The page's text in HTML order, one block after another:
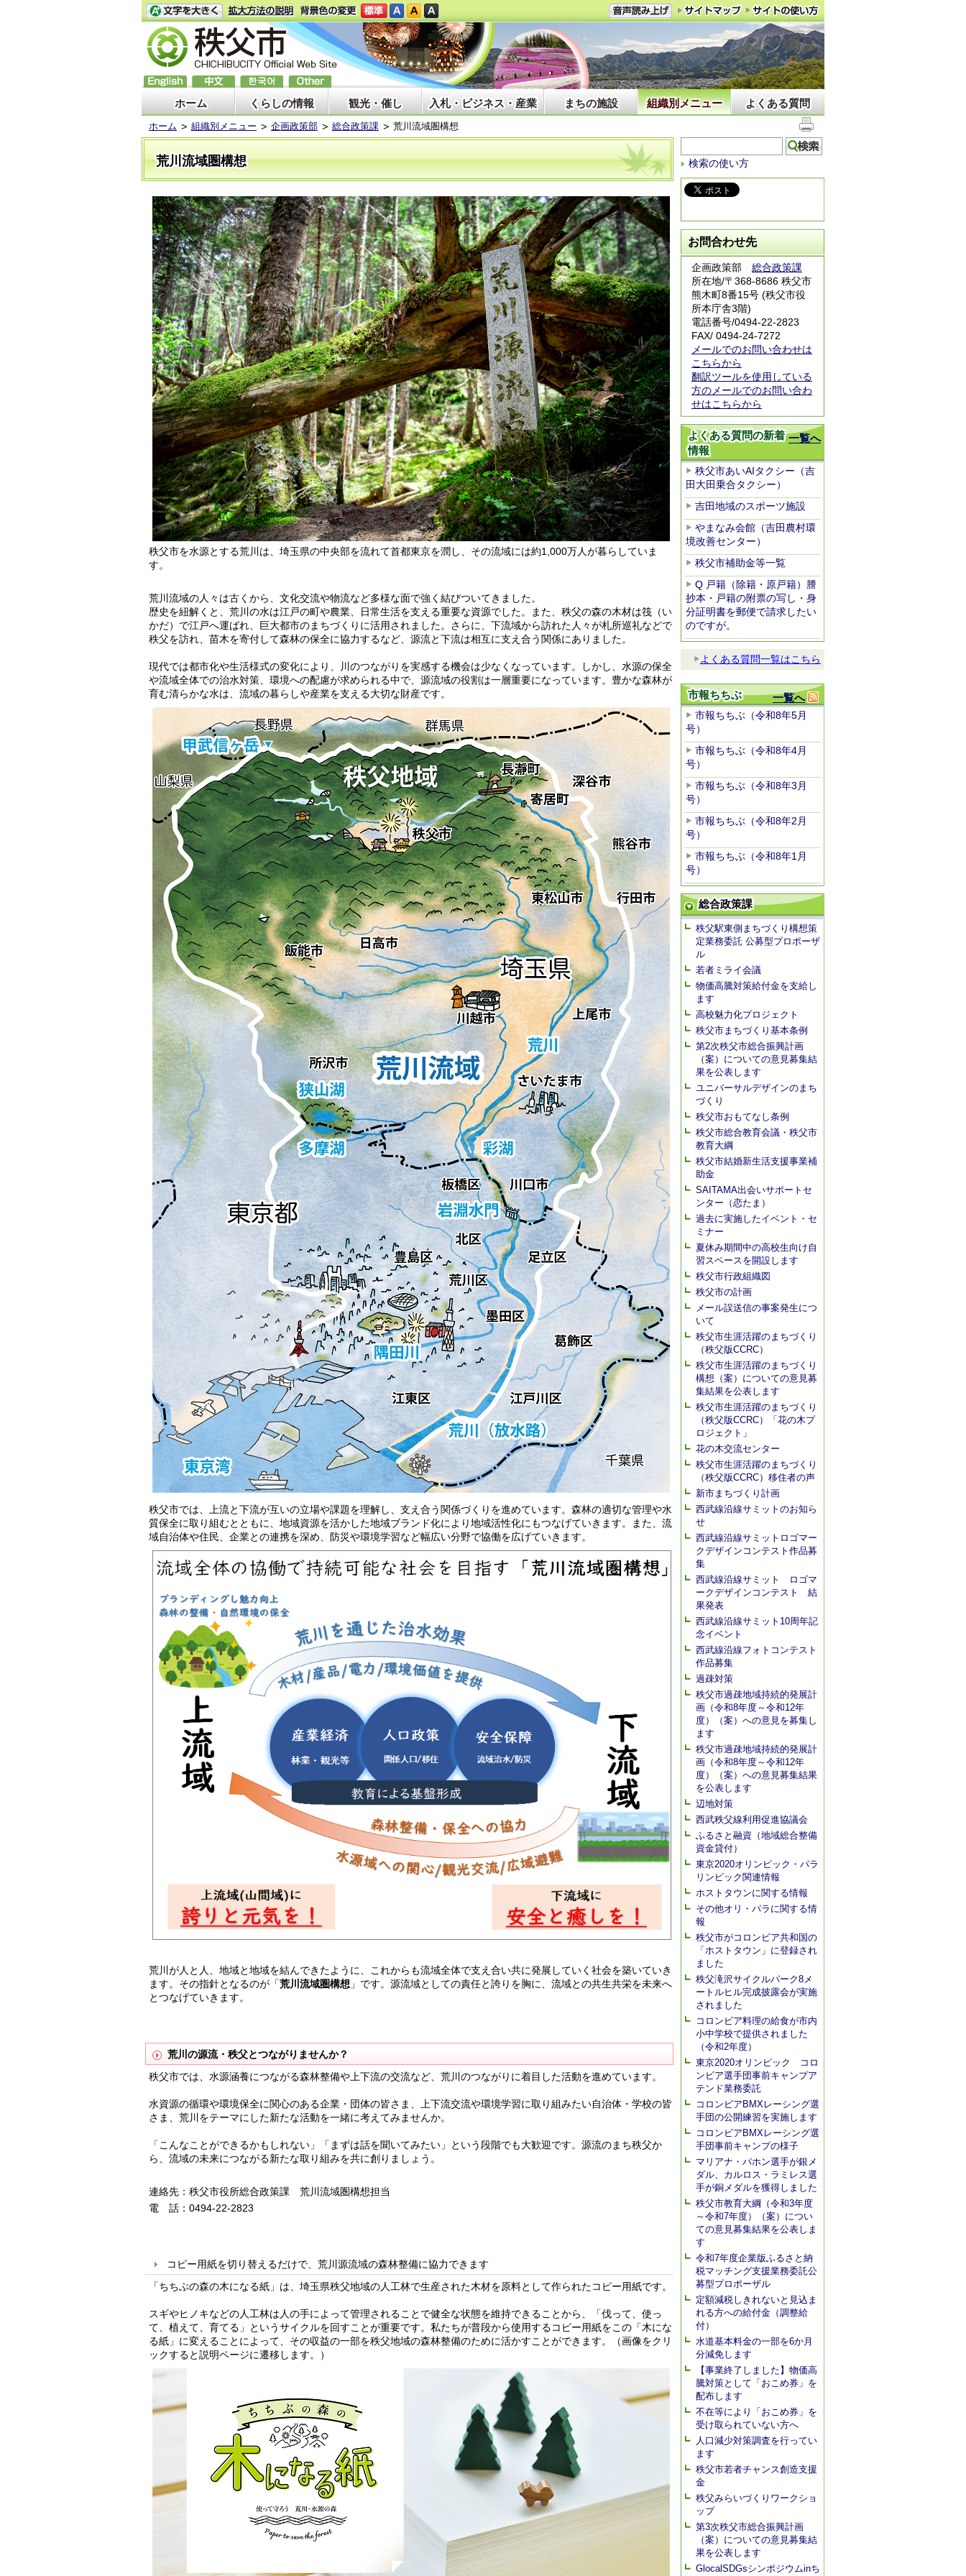
ホーム くらしの情報 観光・催し 入札・ビジネス・産業 まちの施設 組織別メニュー よくある質問
ホーム 組織別メニュー 企画政策部 総合政策課 荒川流域圏構想
荒川流域圏構想
秩父市を水源とする荒川は、埼玉県の中央部を流れて首都東京を潤し、その流域には約1,000万人が暮らしていま
す。
荒川流域の人々は古くから、文化交流や物流など多様な面で強く結びついてきました。
歴史を紐解くと、荒川の水は江戸の町や農業、日常生活を支える重要な資源でした。また、秩父の森の木材は筏（い
かだ）で江戸へ運ばれ、巨大都市のまちづくりに活用されました。さらに、下流域から訪れた人々が札所巡礼などで
秩父を訪れ、苗木を寄付して森林の保全に協力するなど、源流と下流は相互に支え合う関係にありました。
現代では都市化や生活様式の変化により、川のつながりを実感する機会は少なくなっています。しかし、水源の保全
や流域全体での治水対策、環境への配慮が求められる中で、源流域の役割は一層重要になっています。豊かな森林が
育む清らかな水は、流域の暮らしや産業を支える大切な財産です。
秩父市では、上流と下流が互いの立場や課題を理解し、支え合う関係づくりを進めています。森林の適切な管理や水
質保全に取り組むとともに、地域資源を活かした地域ブランド化により地域活性化にもつなげていきます。また、流
域自治体や住民、企業との連携を深め、防災や環境学習など幅広い分野で協働を広げていきます。
荒川が人と人、地域と地域を結んできたように、これからも流域全体で支え合い共に発展していく社会を築いていき
ます。その指針となるのが「荒川流域圏構想 」です。源流域としての責任と誇りを胸に、流域との共生共栄を未来へ
とつなげていきます。
荒川の源流・秩父とつながりませんか？
秩父市では、水源涵養につながる森林整備や上下流の交流など、荒川のつながりに着目した活動を進めています。
水資源の循環や環境保全に関心のある企業・団体の皆さま、上下流交流や環境学習に取り組みたい自治体・学校の皆
さま、荒川をテーマにした新たな活動を一緒に考えてみませんか。
「こんなことができるかもしれない」「まずは話を聞いてみたい」という段階でも大歓迎です。源流のまち秩父か
ら、流域の未来につながる新たな取り組みを共に創りましょう。
連絡先：秩父市役所総合政策課 荒川流域圏構想担当
電 話：0494-22-2823
コピー用紙を切り替えるだけで、荒川源流域の森林整備に協力できます
「ちちぶの森の木になる紙」は、埼玉県秩父地域の人工林で生産された木材を原料として作られたコピー用紙です。
スギやヒノキなどの人工林は人の手によって管理されることで健全な状態を維持できることから、「伐って、使っ
て、植えて、育てる」というサイクルを回すことが重要です。私たちが普段から使用するコピー用紙をこの「木にな
る紙」に変えることによって、その収益の一部を秩父地域の森林整備のために活かすことができます。（画像をクリ
ックすると説明ページに遷移します。）
検索の使い方
お問合わせ先
企画政策部 総合政策課
所在地/〒368-8686 秩父市
熊木町8番15号 (秩父市役
所本庁舎3階)
電話番号/0494-22-2823
FAX/ 0494-24-7272
メールでのお問い合わせは
こちらから
翻訳ツールを使用している
方のメールでのお問い合わ
せはこちらから
一覧へ
よくある質問の新着
情報
秩父市あいAIタクシー（吉
田大田乗合タクシー）
吉田地域のスポーツ施設
やまなみ会館（吉田農村環
境改善センター）
秩父市補助金等一覧
Q 戸籍（除籍・原戸籍）謄
抄本・戸籍の附票の写し・身
分証明書を郵便で請求したい
のですが。
よくある質問一覧はこちら
一覧へ
市報ちちぶ
市報ちちぶ（令和8年5月
号）
市報ちちぶ（令和8年4月
号）
市報ちちぶ（令和8年3月
号）
市報ちちぶ（令和8年2月
号）
市報ちちぶ（令和8年1月
号）
総合政策課
秩父駅東側まちづくり構想策
定業務委託 公募型プロポーザ
ル
若者ミライ会議
物価高騰対策給付金を支給し
ます
高校魅力化プロジェクト
秩父市まちづくり基本条例
第2次秩父市総合振興計画
（案）についての意見募集結
果を公表します
ユニバーサルデザインのまち
づくり
秩父市おもてなし条例
秩父市総合教育会議・秩父市
教育大綱
秩父市結婚新生活支援事業補
助金
SAITAMA出会いサポートセ
ンター（恋たま）
過去に実施したイベント・セ
ミナー
夏休み期間中の高校生向け自
習スペースを開設します
秩父市行政組織図
秩父市の計画
メール誤送信の事案発生につ
いて
秩父市生涯活躍のまちづくり
（秩父版CCRC）
秩父市生涯活躍のまちづくり
構想（案）についての意見募
集結果を公表します
秩父市生涯活躍のまちづくり
（秩父版CCRC）「花の木プ
ロジェクト」
花の木交流センター
秩父市生涯活躍のまちづくり
（秩父版CCRC）移住者の声
新市まちづくり計画
西武線沿線サミットのお知ら
せ
西武線沿線サミットロゴマー
クデザインコンテスト作品募
集
西武線沿線サミット ロゴマ
ークデザインコンテスト 結
果発表
西武線沿線サミット10周年記
念イベント
西武線沿線フォトコンテスト
作品募集
過疎対策
秩父市過疎地域持続的発展計
画（令和8年度～令和12年
度）（案）への意見を募集し
ます
秩父市過疎地域持続的発展計
画（令和8年度～令和12年
度）（案）への意見募集結果
を公表します
辺地対策
西武秩父線利用促進協議会
ふるさと融資（地域総合整備
資金貸付）
東京2020オリンピック・パラ
リンピック関連情報
ホストタウンに関する情報
その他オリ・パラに関する情
報
秩父市がコロンビア共和国の
「ホストタウン」に登録され
ました
秩父滝沢サイクルパーク8メ
ートルヒル完成披露会が実施
されました
コロンビア料理の給食が市内
小中学校で提供されました
（令和2年度）
東京2020オリンピック コロ
ンビア選手団事前キャンプア
テンド業務委託
コロンビアBMXレーシング選
手団の公開練習を実施します
コロンビアBMXレーシング選
手団事前キャンプの様子
マリアナ・パホン選手が銀メ
ダル、カルロス・ラミレス選
手が銅メダルを獲得しました
秩父市教育大綱（令和3年度
～令和7年度）（案）につい
ての意見募集結果を公表しま
す
令和7年度企業版ふるさと納
税マッチング支援業務委託公
募型プロポーザル
定額減税しきれないと見込ま
れる方への給付金（調整給
付）
水道基本料金の一部を6か月
分減免します
【事業終了しました】物価高
騰対策として「おこめ券」を
配布します
不在等により「おこめ券」を
受け取られていない方へ
人口減少対策調査を行ってい
ます
秩父市若者チャンス創造支援
金
秩父みらいづくりワークショ
ップ
第3次秩父市総合振興計画
（案）についての意見募集結
果を公表します
GlocalSDGsシンポジウムinち